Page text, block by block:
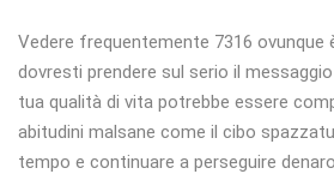
Vedere frequentemente 7316 ovunque
dovresti prendere sul serio il
tua qualità di vita potrebbe essere
abitudini malsane come il cibo
tempo e continuare a perseguire